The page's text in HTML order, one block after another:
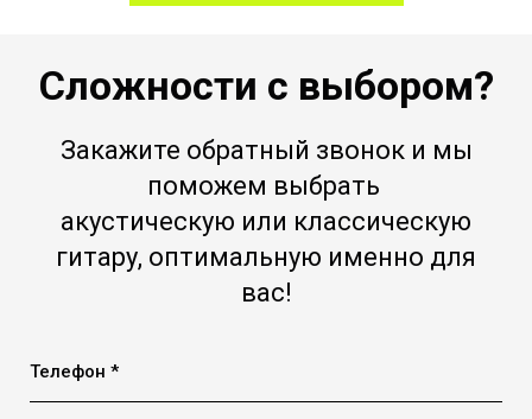
Сложности с выбором?
Закажите обратный звонок и мы
поможем выбрать
акустическую или классическую
гитару, оптимальную именно для
вас!
Телефон *